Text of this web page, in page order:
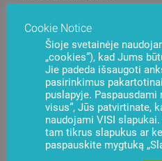
Kilo klausimų?
Cookie Notice
Šioje svetainėje
„cookies“), kad Jums
Jie padeda išsaugoti
pasirinkimus
puslapyje. Paspausdami
visus“, Jūs patvirtinate,
naudojami VISI
tam tikrus slapukus ar
paspauskite mygtuką